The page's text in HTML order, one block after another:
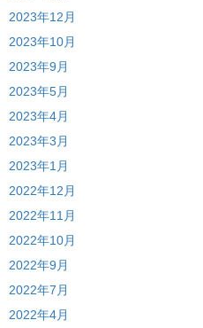
2023年12月
2023年10月
2023年9月
2023年5月
2023年4月
2023年3月
2023年1月
2022年12月
2022年11月
2022年10月
2022年9月
2022年7月
2022年4月